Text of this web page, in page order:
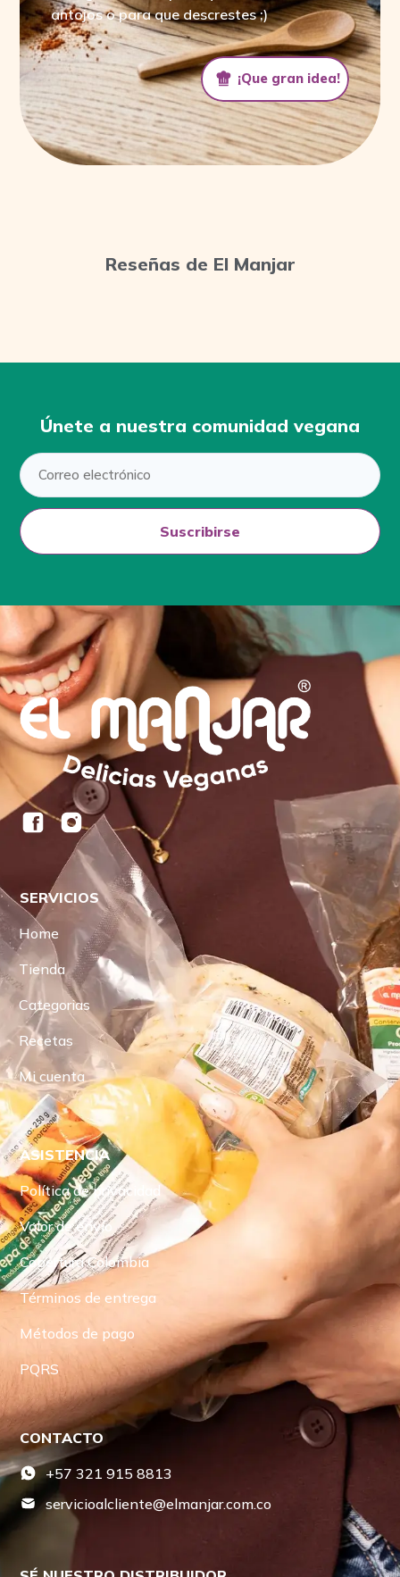
antojos o para que descrestes ;)
¡Que gran idea!
¡Que gran idea!
Reseñas de El Manjar
Únete a nuestra comunidad vegana
Suscribirse
SERVICIOS
Home
Tienda
Categorias
Recetas
Mi cuenta
ASISTENCIA
Política de privacidad
Valor de envío
Cobertura Colombia
Términos de entrega
Métodos de pago
PQRS
CONTACTO
+57 321 915 8813
servicioalcliente@elmanjar.com.co